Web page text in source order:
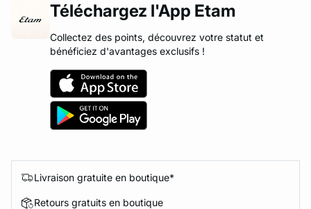
Téléchargez l'App Etam
Collectez des points, découvrez votre statut et
bénéficiez d'avantages exclusifs !
Livraison gratuite en boutique*
Retours gratuits en boutique